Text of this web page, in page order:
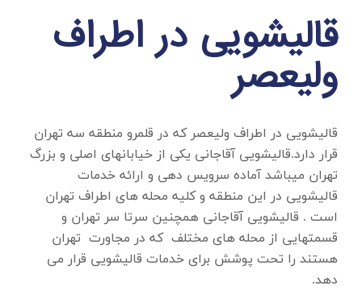
قالیشویی در اطراف
ولیعصر
قالیشویی در اطراف ولیعصر که در قلمرو منطقه سه تهران
قرار دارد.قالیشویی آقاجانی یکی از خیابانهای اصلی و بزرگ
تهران میباشد آماده سرویس دهی و ارائه خدمات
قالیشویی در این منطقه و کلیه محله های اطراف تهران
است . قالیشویی آقاجانی همچنین سرتا سر تهران و
قسمتهایی از محله های مختلف که در مجاورت تهران
هستند را تحت پوشش برای خدمات قالیشویی قرار می
دهد.